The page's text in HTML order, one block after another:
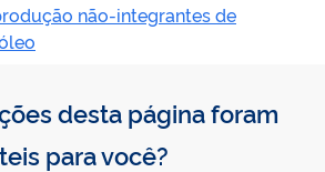
não-integrantes de
desta página foram
para você?